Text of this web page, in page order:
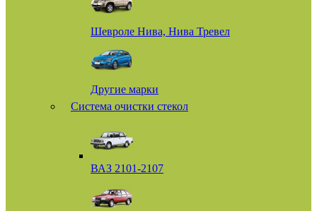
Шевроле Нива, Нива Тревел
Другие марки
Система очистки стекол
ВАЗ 2101-2107